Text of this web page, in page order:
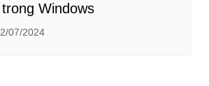
Windows
07/2024